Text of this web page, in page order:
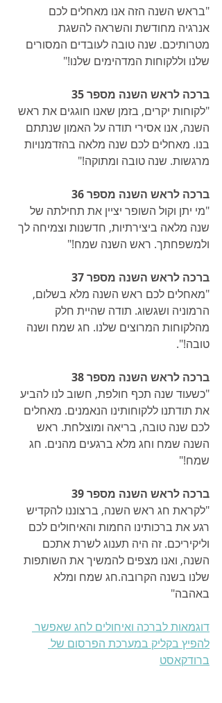
"בראש השנה הזה אנו מאחלים לכם
אנרגיה מחודשת והשראה להשגת
מטרותיכם. שנה טובה לעובדים המסורים
שלנו וללקוחות המדהימים שלנו!"
ברכה לראש השנה מספר 35
"לקוחות יקרים, בזמן שאנו חוגגים את ראש
השנה, אנו אסירי תודה על האמון שנתתם
בנו. מאחלים לכם שנה מלאה בהזדמנויות
מרגשות. שנה טובה ומתוקה!"
ברכה לראש השנה מספר 36
"מי יתן וקול השופר יציין את תחילתה של
שנה מלאה ביצירתיות, חדשנות וצמיחה לך
ולמשפחתך. ראש השנה שמח!"
ברכה לראש השנה מספר 37
"מאחלים לכם ראש השנה מלא בשלום,
הרמוניה ושגשוג. תודה שהיית חלק
מהלקוחות המרוצים שלנו. חג שמח ושנה
טובה!".
ברכה לראש השנה מספר 38
"כשעוד שנה תכף חולפת, חשוב לנו להביע
את תודתנו ללקוחותינו הנאמנים. מאחלים
לכם שנה טובה, בריאה ומוצלחת. ראש
השנה שמח וחג מלא ברגעים מהנים. חג
שמח!"
ברכה לראש השנה מספר 39
"לקראת חג ראש השנה, ברצוננו להקדיש
רגע את ברכותינו החמות והאיחולים לכם
וליקיריכם. זה היה תענוג לשרת אתכם
השנה, ואנו מצפים להמשיך את השותפות
שלנו בשנה הקרובה.חג שמח ומלא
באהבה"
דוגמאות לברכה ואיחולים לחג שאפשר
להפיץ בקליק במערכת הפרסום של
ברודקאסט